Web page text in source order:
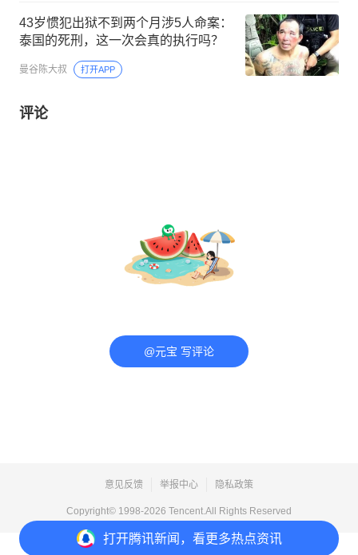
打开腾讯新闻，看更多热点资讯
43岁惯犯出狱不到两个月涉5人命案：
泰国的死刑，这一次会真的执行吗？
曼谷陈大叔 打开APP
评论
@元宝 写评论
意见反馈 举报中心 隐私政策
Copyright© 1998-2026 Tencent.All Rights Reserved